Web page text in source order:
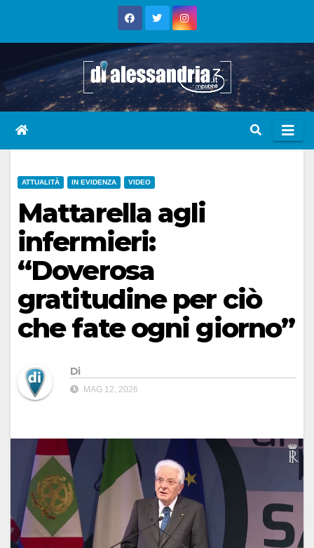
ATTUALITÀ IN EVIDENZA VIDEO
Mattarella agli
infermieri:
“Doverosa
gratitudine per ciò
che fate ogni giorno”
Di
MAG 12, 2026